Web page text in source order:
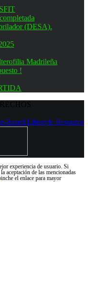
(DESA).
Madrileña
!
experiencia de usuario. Si
aceptación de las mencionadas
el enlace para mayor